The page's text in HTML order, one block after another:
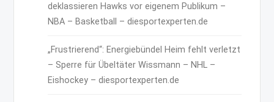
deklassieren Hawks vor eigenem Publikum –
NBA – Basketball – diesportexperten.de
„Frustrierend“: Energiebündel Heim fehlt verletzt
– Sperre für Übeltäter Wissmann – NHL –
Eishockey – diesportexperten.de